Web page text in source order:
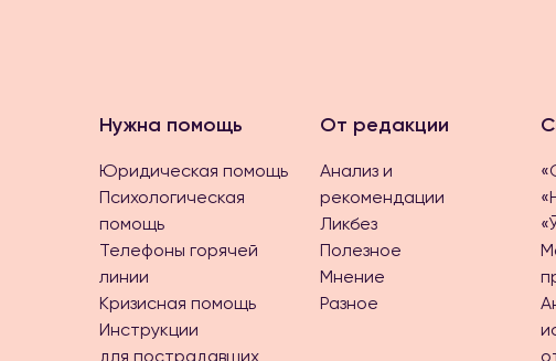
Нужна помощь
Юридическая помощь
Психологическая
помощь
Телефоны горячей
линии
Кризисная помощь
Инструкции
для пострадавших
От редакции
Анализ и
рекомендации
Ликбез
Полезное
Мнение
Разное